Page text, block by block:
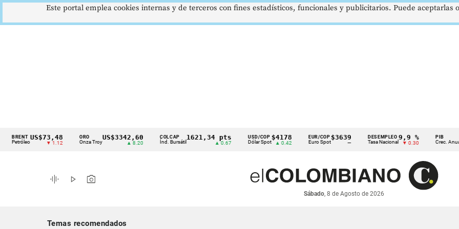
Cintillo
indicadores
económicos
US$73,48
▼ 1.12
ORO
Onza Troy
US$3342,60 COLCAP
Índ. Bursátil
1621,34 pts USD/COP
Dólar Spot
$4178
▲ 0.42
EUR/COP
Euro Spot
$3639
—
DESEMPLEO
Tasa Nacional
9,9 %
▼ 0.30
PIB
Crec. Anual
2,8
▲
graphic_eq play_arrow photo_camera
Sábado, 8 de Agosto de 2026
Temas recomendados
Este portal emplea cookies internas y de terceros con fines estadísticos, funcionales y publicitarios. Puede aceptarlas